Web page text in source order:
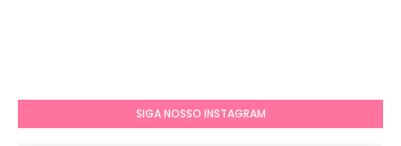
SIGA NOSSO INSTAGRAM